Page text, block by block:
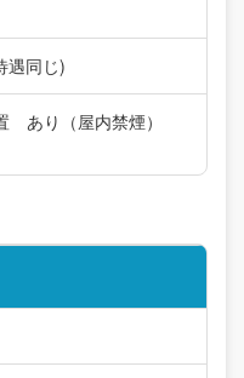
遇同じ)
あり（屋内禁煙）